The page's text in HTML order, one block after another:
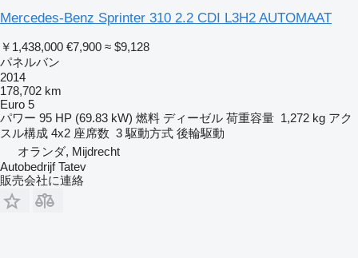
Mercedes-Benz Sprinter 310 2.2 CDI L3H2 AUTOMAAT
￥1,438,000 €7,900 ≈ $9,128
パネルバン
2014
178,702 km
Euro 5
パワー 95 HP (69.83 kW) 燃料 ディーゼル 荷重容量 1,272 kg アク
スル構成 4x2 座席数 3 駆動方式 後輪駆動
オランダ, Mijdrecht
Autobedrijf Tatev
販売会社に連絡